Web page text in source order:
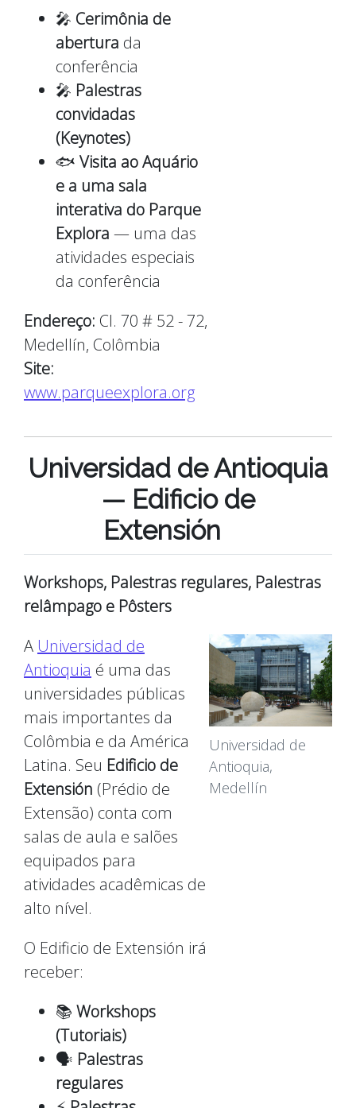
🎤 Cerimônia de
abertura da
conferência
🎤 Palestras
convidadas
(Keynotes)
🐟 Visita ao Aquário
e a uma sala
interativa do Parque
Explora — uma das
atividades especiais
da conferência
Endereço: Cl. 70 # 52 - 72,
Medellín, Colômbia
Site:
www.parqueexplora.org
Universidad de Antioquia
— Edificio de
Extensión
Workshops, Palestras regulares, Palestras
relâmpago e Pôsters
A Universidad de
Antioquia é uma das
universidades públicas
mais importantes da
Colômbia e da América
Latina. Seu Edificio de
Extensión (Prédio de
Extensão) conta com
salas de aula e salões
equipados para
atividades acadêmicas de
alto nível.
O Edificio de Extensión irá
receber:
📚 Workshops
(Tutoriais)
🗣️ Palestras
regulares
Universidad de
Antioquia,
Medellín